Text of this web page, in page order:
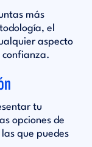
más
el
aspecto
confianza.
tu
opciones de
que puedes